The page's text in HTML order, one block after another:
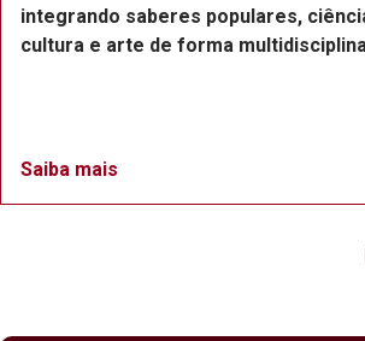
funcionários e estudantes, que
ou voluntários.
Saiba mais